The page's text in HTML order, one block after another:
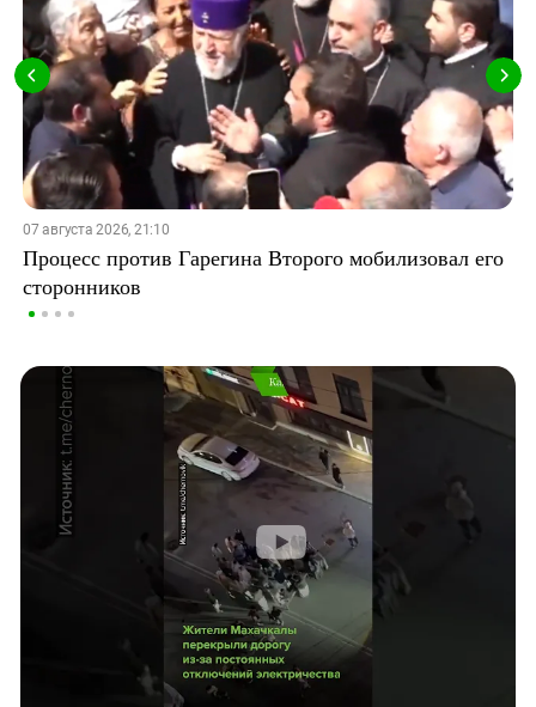
07 августа 2026, 21:10
Процесс против Гарегина Второго мобилизовал его
сторонников